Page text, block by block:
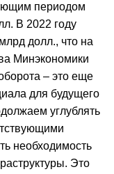
периодом
В 2022 году
долл., что на
Минэкономики
– это еще
для будущего
углублять
необходимость
Это